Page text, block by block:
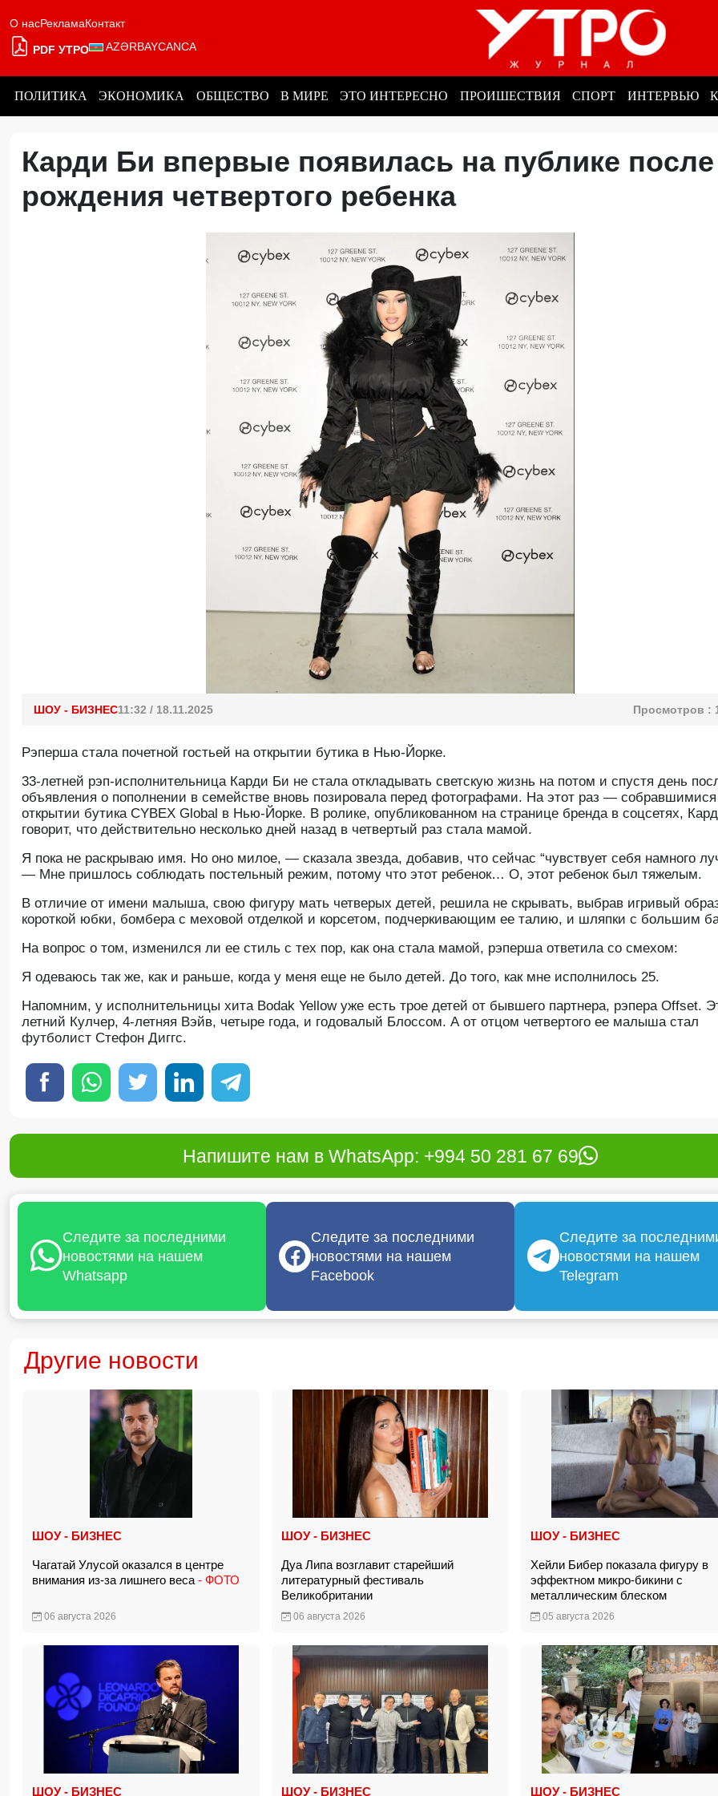
О насРекламаКонтакт
PDF УТРО AZƏRBAYCANCA
ПОЛИТИКА ЭКОНОМИКА ОБЩЕСТВО В МИРЕ ЭТО ИНТЕРЕСНО ПРОИШЕСТВИЯ СПОРТ ИНТЕРВЬЮ
Карди Би впервые появилась на публике после
рождения четвертого ребенка
ШОУ - БИЗНЕС11:32 / 18.11.2025 Просмотров :
Рэперша стала почетной гостьей на открытии бутика в Нью-Йорке.
33-летней рэп-исполнительница Карди Би не стала откладывать светскую жизнь на потом и спустя день
объявления о пополнении в семействе вновь позировала перед фотографами. На этот раз —
открытии бутика CYBEX Global в Нью-Йорке. В ролике, опубликованном на странице бренда в соцсетях,
говорит, что действительно несколько дней назад в четвертый раз стала мамой.
Я пока не раскрываю имя. Но оно милое, — сказала звезда, добавив, что сейчас “чувствует себя намного
— Мне пришлось соблюдать постельный режим, потому что этот ребенок… О, этот ребенок был тяжелым.
В отличие от имени малыша, свою фигуру мать четверых детей, решила не скрывать, выбрав игривый
короткой юбки, бомбера с меховой отделкой и корсетом, подчеркивающим ее талию, и шляпки с большим
На вопрос о том, изменился ли ее стиль с тех пор, как она стала мамой, рэперша ответила со смехом:
Я одеваюсь так же, как и раньше, когда у меня еще не было детей. До того, как мне исполнилось 25.
Напомним, у исполнительницы хита Bodak Yellow уже есть трое детей от бывшего партнера, рэпера Offset.
летний Кулчер, 4-летняя Вэйв, четыре года, и годовалый Блоссом. А от отцом четвертого ее малыша стал
футболист Стефон Диггс.
Напишите нам в WhatsApp: +994 50 281 67 69
Следите за последними
новостями на нашем
Whatsapp
Следите за последними
новостями на нашем
Facebook
Следите за
новостями на нашем
Telegram
Другие новости
ШОУ - БИЗНЕС
Чагатай Улусой оказался в центре
внимания из-за лишнего веса - ФОТО
06 августа 2026
ШОУ - БИЗНЕС
Дуа Липа возглавит старейший
литературный фестиваль
Великобритании
06 августа 2026
ШОУ - БИЗНЕС
Хейли Бибер показала фигуру в
эффектном микро-бикини с
металлическим блеском
05 августа 2026
ШОУ - БИЗНЕС ШОУ - БИЗНЕС ШОУ - БИЗНЕС